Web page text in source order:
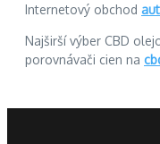
Internetový obchod
Najširší výber CBD
porovnávači cien na